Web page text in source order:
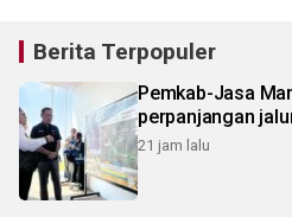
Berita Terpopuler
Pemkab-Jasa
perpanjangan
21 jam lalu